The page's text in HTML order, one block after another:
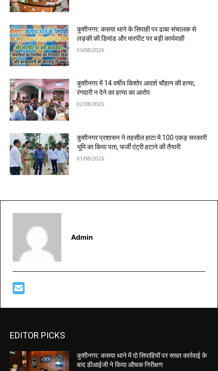
कुशीनगर: कसया थाने के सिपाही पर ढाबा संचालक से
लड़की की डिमांड और मारपीट पर बड़ी कार्यवाही
05/08/2026
कुशीनगर में 14 वर्षीय किशोर आदर्श चौहान की हत्या,
रंगदारी न देने का हत्या का आरोप
02/08/2026
कुशीनगर प्रशासन ने तहसील हाटा में 100 एकड़ सरकारी
भूमि का किया पता, फर्जी एंट्री हटाने की तैयारी
01/08/2026
Admin
EDITOR PICKS
कुशीनगर: कसया थाने में दो सिपाहियों पर सख्त कार्रवाई के
बाद डीआईजी ने किया औचक निरीक्षण